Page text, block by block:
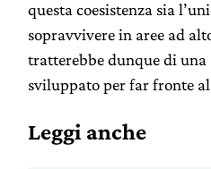
questa coesistenza sia
sopravvivere in aree ad
tratterebbe dunque di
sviluppato per far fronte
Leggi anche